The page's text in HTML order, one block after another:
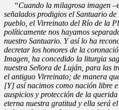
“Cuando la milagrosa imagen
señalados prodigios el Santuario
pueblo, el Virreinato del Río de la
políticamente nos hayamos
nuestro Santuario. Y así lo ha
decretar los honores de la
Imagen, ha concedido la liturgia
nuestra Señora de Luján, para las
el antiguo Virreinato; de manera
[Y] así nacimos como nación libre
auspicios y protección de la
eterna nuestra gratitud y ella será